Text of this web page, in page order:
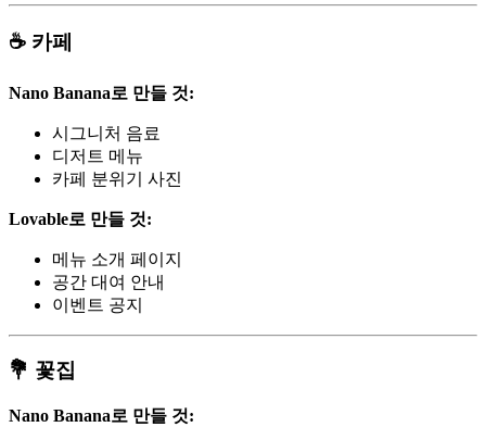
☕ 카페
Nano Banana로 만들 것:
시그니처 음료
디저트 메뉴
카페 분위기 사진
Lovable로 만들 것:
메뉴 소개 페이지
공간 대여 안내
이벤트 공지
💐 꽃집
Nano Banana로 만들 것: